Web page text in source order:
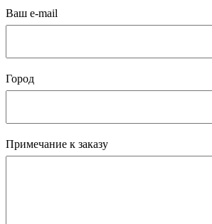
Ваш e-mail
Город
Примечание к заказу